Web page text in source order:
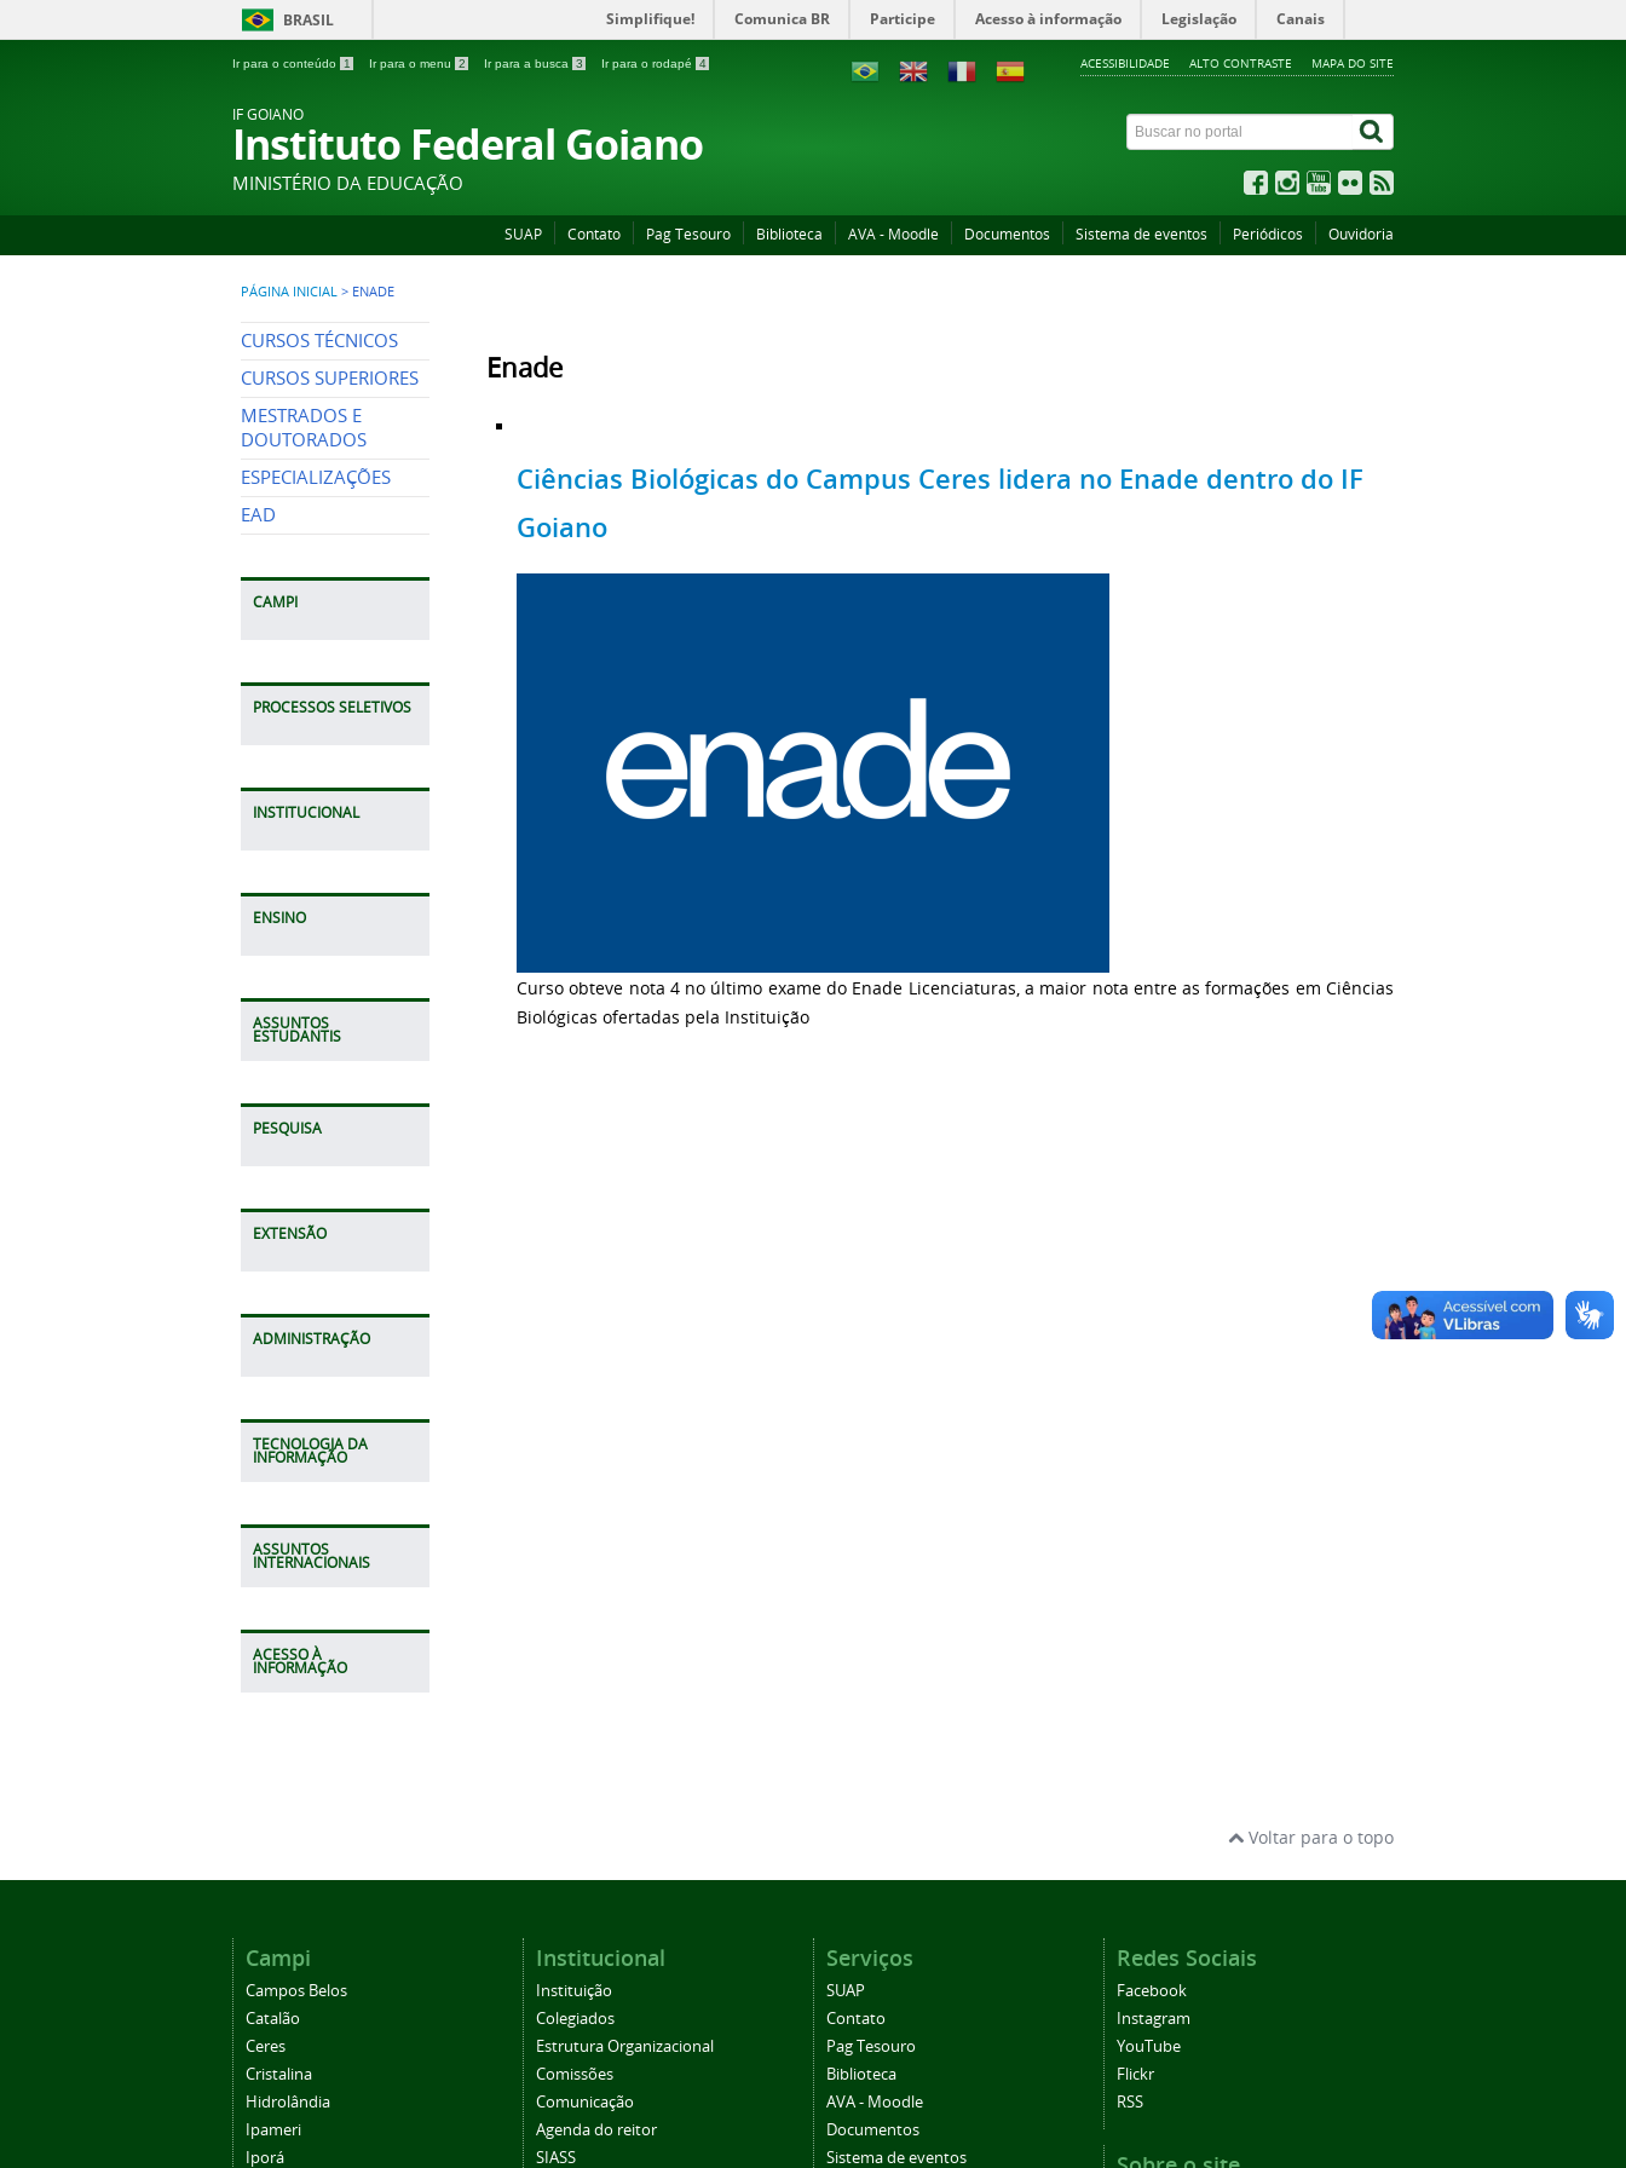
BRASIL Simplifique! Comunica BR Participe Acesso à informação Legislação Canais
Ir para o conteúdo 1 Ir para o menu 2 Ir para a busca 3 Ir para o rodapé 4 ACESSIBILIDADE ALTO CONTRASTE MAPA DO SITE
IF GOIANO
Instituto Federal Goiano
MINISTÉRIO DA EDUCAÇÃO
SUAP Contato Pag Tesouro Biblioteca AVA - Moodle Documentos Sistema de eventos Periódicos Ouvidoria
PÁGINA INICIAL > ENADE
CURSOS TÉCNICOS
CURSOS SUPERIORES
MESTRADOS E
DOUTORADOS
ESPECIALIZAÇÕES
EAD
CAMPI
PROCESSOS SELETIVOS
INSTITUCIONAL
ENSINO
ASSUNTOS
ESTUDANTIS
PESQUISA
EXTENSÃO
ADMINISTRAÇÃO
TECNOLOGIA DA
INFORMAÇÃO
ASSUNTOS
INTERNACIONAIS
ACESSO À
INFORMAÇÃO
Enade
Ciências Biológicas do Campus Ceres lidera no Enade dentro do IF
Goiano
Curso obteve nota 4 no último exame do Enade Licenciaturas, a maior nota entre as formações em Ciências
Biológicas ofertadas pela Instituição
Voltar para o topo
Campi
Campos Belos
Catalão
Ceres
Cristalina
Hidrolândia
Ipameri
Iporá
Institucional
Instituição
Colegiados
Estrutura Organizacional
Comissões
Comunicação
Agenda do reitor
SIASS
Serviços
SUAP
Contato
Pag Tesouro
Biblioteca
AVA - Moodle
Documentos
Sistema de eventos
Redes Sociais
Facebook
Instagram
YouTube
Flickr
RSS